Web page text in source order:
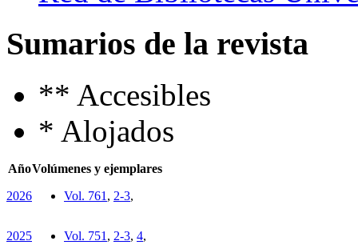
Sumarios de la revista
** Accesibles
* Alojados
AñoVolúmenes y ejemplares
2026
Vol. 761, 2-3,
2025 Vol. 751, 2-3, 4,